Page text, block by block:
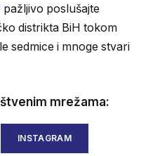
pažljivo poslušajte
distrikta BiH tokom
sedmice i mnoge stvari
mrežama:
INSTAGRAM